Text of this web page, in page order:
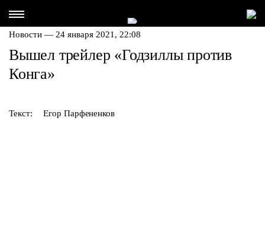
Новости — 24 января 2021, 22:08
Вышел трейлер «Годзиллы против
Конга»
Текст: Егор Парфененков